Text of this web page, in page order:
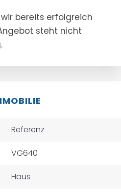
bereits erfolgreich
steht nicht
Referenz
VG640
Haus